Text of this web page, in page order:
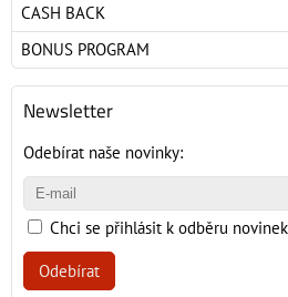
CASH BACK
BONUS PROGRAM
Newsletter
Odebírat naše novinky:
Chci se přihlásit k odběru
Odebírat